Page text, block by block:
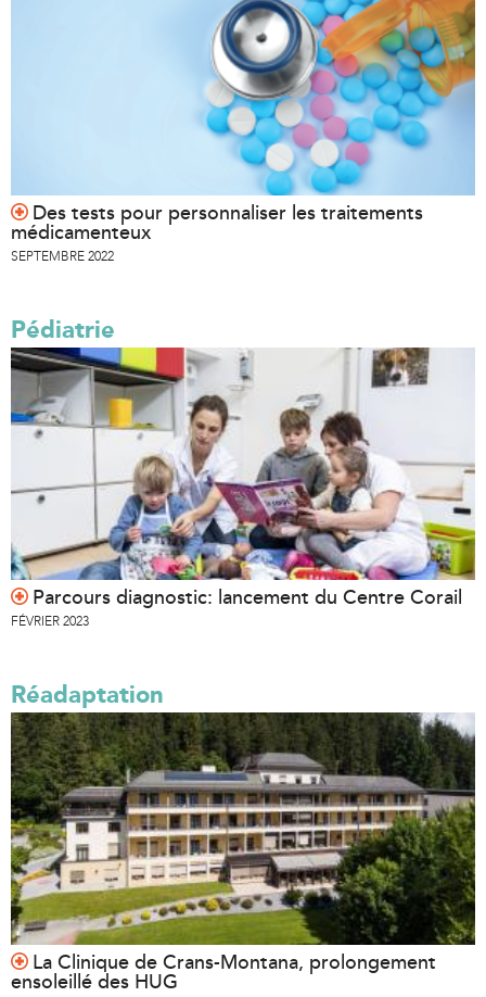
Des tests pour personnaliser les traitements
médicamenteux
SEPTEMBRE 2022
Pédiatrie
Parcours diagnostic: lancement du Centre Corail
FÉVRIER 2023
Réadaptation
La Clinique de Crans-Montana, prolongement
ensoleillé des HUG